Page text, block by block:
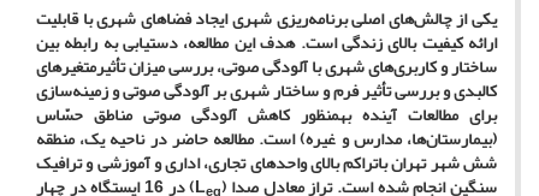
یکی از چالش‌های اصلی برنامه‌ریزی شهری ایجاد فضاهای شهری با قابلیت
ارائه کیفیت بالای زندگی است. هدف این مطالعه، دستیابی به رابطه بین
ساختار و کاربری‌های شهری با آلودگی صوتی، بررسی میزانتأثیرمتغیرهای
کالبدی و بررسی تأثیر فرم و ساختار شهری بر آلودگی صوتی و زمینه‌سازی
برای مطالعات آینده به­منظور کاهش آلودگی صوتی مناطق حسّاس
(بیمارستان‌ها، مدارس و غیره) است.مطالعه حاضر در ناحیه یک، منطقه
شش شهر تهرانباتراکم بالای واحدهای تجاری، اداری و آموزشی و ترافیک
سنگین انجام شده است. تراز معادل صدا ( L ) در 16 ایستگاه در چهار